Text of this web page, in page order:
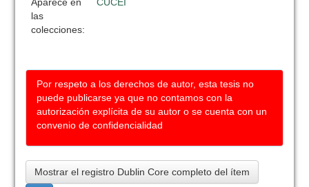
las
colecciones:
Por respeto a los derechos de autor, esta tesis no
puede publicarse ya que no contamos con la
autorización explícita de su autor o se cuenta con un
convenio de confidencialidad
Mostrar el registro Dublin Core completo del ítem